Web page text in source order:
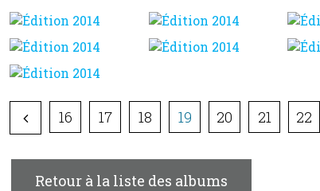
16 17 18 19 20 21 22
Retour à la liste des albums